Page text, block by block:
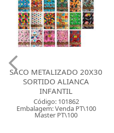
SACO METALIZADO 20X30
SORTIDO ALIANCA
INFANTIL
Código: 101862
Embalagem: Venda PT\100
Master PT\100